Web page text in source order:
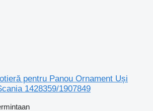
pentru Panou Ornament Uși
1428359/1907849